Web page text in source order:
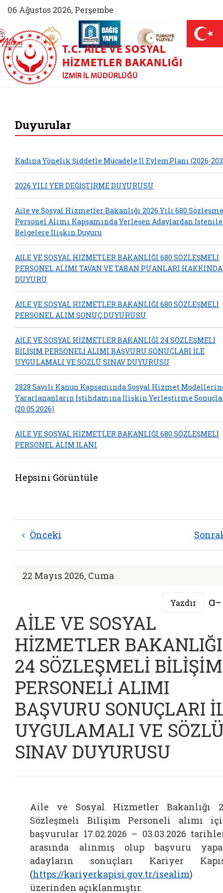
06 Ağustos 2026, Perşembe
(yeni sekmede açılır)
AİLEM İletişim Merkezi (yeni sekmede açılır)
Aile ve Nüfus On Yılı (yeni sekmede açılır)
Darülaceze bağış sayfası (yeni
T.C. AILE VE SOSYAL
HIZMETLER BAKANLIĞI
İZMIR İL MÜDÜRLÜĞÜ
Duyurular
Kadına Yönelik Şiddetle Mücadele İl EylemPlanı (2026-
2026 YILI YER DEĞİŞTİRME DUYURUSU
Aile ve Sosyal Hizmetler Bakanlığı 2026 Yılı 680
Personel Alımı Kapsamında Yerleşen Adaylardan
Belgelere İlişkin Duyuru
AİLE VE SOSYAL HİZMETLER BAKANLIĞI 680 SÖZLEŞMELİ
PERSONEL ALIMI TAVAN VE TABAN PUANLARI HAKKINDA
DUYURU
AİLE VE SOSYAL HİZMETLER BAKANLIĞI 680 SÖZLEŞMELİ
PERSONEL ALIM SONUÇ DUYURUSU
AİLE VE SOSYAL HİZMETLER BAKANLIĞI 24 SÖZLEŞMELİ
BİLİŞİM PERSONELİ ALIMI BAŞVURU SONUÇLARI İLE
UYGULAMALI VE SÖZLÜ SINAV DUYURUSU
2828 Sayılı Kanun Kapsamında Sosyal Hizmet
Yararlananların İstihdamına İlişkin Yerleştirme
(20.05.2026)
AİLE VE SOSYAL HİZMETLER BAKANLIĞI 680 SÖZLEŞMELİ
PERSONEL ALIM İLANI
Hepsini Görüntüle
Önceki
22 Mayıs 2026, Cuma
Yazdır
AİLE VE SOSYAL
HİZMETLER BAKANLIĞI
24 SÖZLEŞMELİ BİLİŞİM
PERSONELİ ALIMI
BAŞVURU SONUÇLARI
UYGULAMALI VE
SINAV DUYURUSU
Aile ve Sosyal Hizmetler Bakanlığı
Sözleşmeli Bilişim Personeli alımı
başvurular 17.02.2026 – 03.03.2026
arasında alınmış olup başvuru
adayların sonuçları Kariyer
(https://kariyerkapisi.gov.tr/isealim)
üzerinden açıklanmıştır.